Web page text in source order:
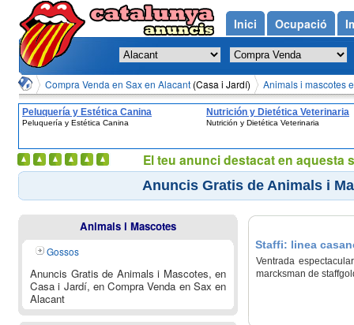
Compra Venda en Sax en Alacant (Casa i Jardí) Animals i mascotes
Peluquería y Estética Canina
Peluquería y Estética Canina
Nutrición y Dietética Veterinaria
Nutrición y Dietética Veterinaria
Anuncis Gratis de Animals i
Staffi: linea
Ventrada
marcksman de
Animals i Mascotes
Gossos
Anuncis Gratis de Animals i Mascotes, en
Casa i Jardí, en Compra Venda en Sax en
Alacant
Inici Ocupació
El teu anunci destacat en aquesta